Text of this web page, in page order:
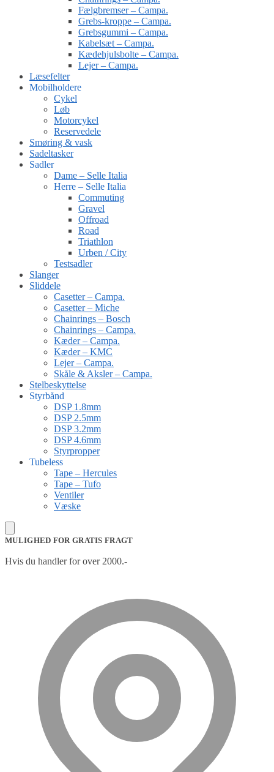
Fælgbremser – Campa.
Grebs-kroppe – Campa.
Grebsgummi – Campa.
Kabelsæt – Campa.
Kædehjulsbolte – Campa.
Lejer – Campa.
Læsefelter
Mobilholdere
Cykel
Løb
Motorcykel
Reservedele
Smøring & vask
Sadeltasker
Sadler
Dame – Selle Italia
Herre – Selle Italia
Commuting
Gravel
Offroad
Road
Triathlon
Urben / City
Testsadler
Slanger
Sliddele
Casetter – Campa.
Casetter – Miche
Chainrings – Bosch
Chainrings – Campa.
Kæder – Campa.
Kæder – KMC
Lejer – Campa.
Skåle & Aksler – Campa.
Stelbeskyttelse
Styrbånd
DSP 1.8mm
DSP 2.5mm
DSP 3.2mm
DSP 4.6mm
Styrpropper
Tubeless
Tape – Hercules
Tape – Tufo
Ventiler
Væske
MULIGHED FOR GRATIS FRAGT
Hvis du handler for over 2000.-